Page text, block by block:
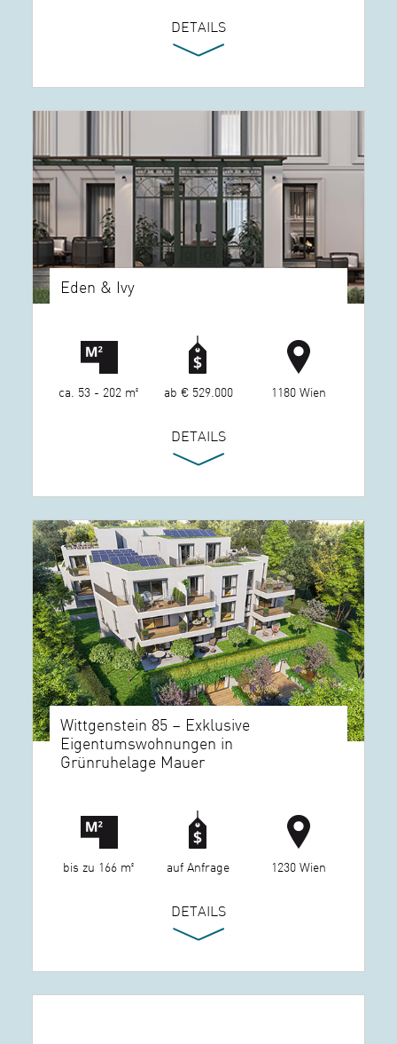
DETAILS
Eden & Ivy
ca. 53 - 202 m² ab € 529.000 1180 Wien
DETAILS
Wittgenstein 85 – Exklusive
Eigentumswohnungen in
Grünruhelage Mauer
bis zu 166 m² auf Anfrage 1230 Wien
DETAILS